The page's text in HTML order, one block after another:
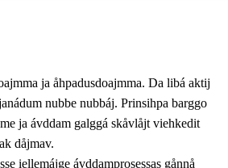
ja åhpadusdoajmma. Da libá aktij
nubbe nubbáj. Prinsihpa barggo
ja ávddam galggá skåvlåjt viehkedit
dåjmav.
iellemájge ávddamprosessas gånnå